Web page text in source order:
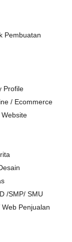
Pembuatan
Profile
/ Ecommerce
/SMP/ SMU
Penjualan